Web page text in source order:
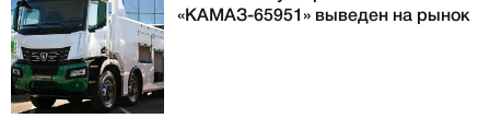
«КАМАЗ-65951» выведен на рынок